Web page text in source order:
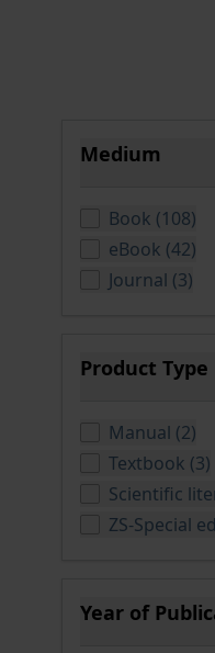
Medium
Book (108)
eBook (42)
Journal (3)
Product Type
Manual (2)
Textbook (3)
Scientific
ZS-Special
Year of